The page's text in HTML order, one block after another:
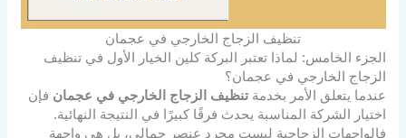
تنظيف الزجاج الخارجي في عجمان
الجزء الخامس: لماذا تعتبر البركة كلين الخيار الأول في تنظيف
الزجاج الخارجي في عجمان؟
عندما يتعلق الأمر بخدمةتنظيف الزجاج الخارجي في عجمان فإن
اختيار الشركة المناسبة يحدث فرقًا كبيرًا في النتيجة النهائية.
فالواجهات الزجاجية ليست مجرد عنصر جمالي، بل هي واجهة